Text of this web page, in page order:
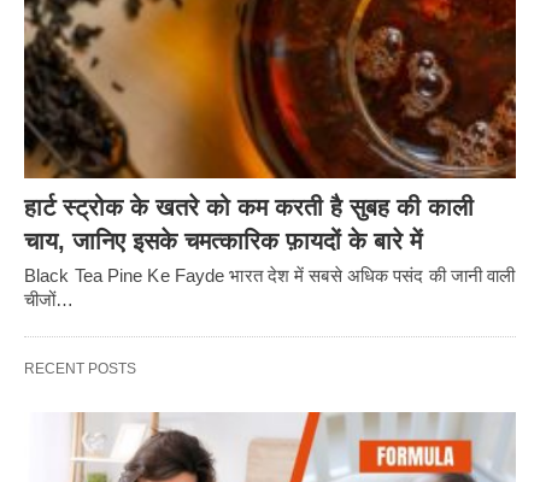
हार्ट स्ट्रोक के खतरे को कम करती है सुबह की काली
चाय, जानिए इसके चमत्कारिक फ़ायदों के बारे में
Black Tea Pine Ke Fayde भारत देश में सबसे अधिक पसंद की जानी वाली
चीजों…
RECENT POSTS